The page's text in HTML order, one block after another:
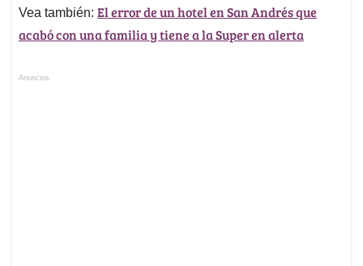
Vea también: El error de un hotel en San Andrés que
acabó con una familia y tiene a la Super en alerta
Anuncios.